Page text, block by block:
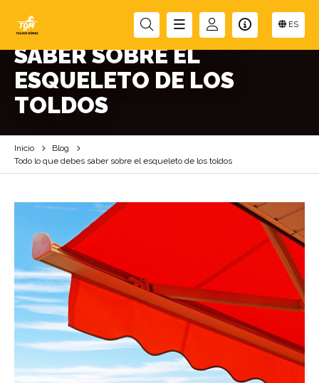
ES
TODO LO QUE DEBES
SABER SOBRE EL
ESQUELETO DE LOS
TOLDOS
Inicio
Blog
Todo lo que debes saber sobre el esqueleto de los toldos